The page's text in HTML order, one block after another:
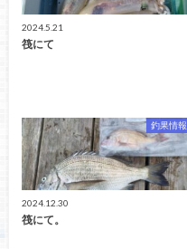
2024.5.21
筏にて
釣果情報
2024.12.30
筏にて。